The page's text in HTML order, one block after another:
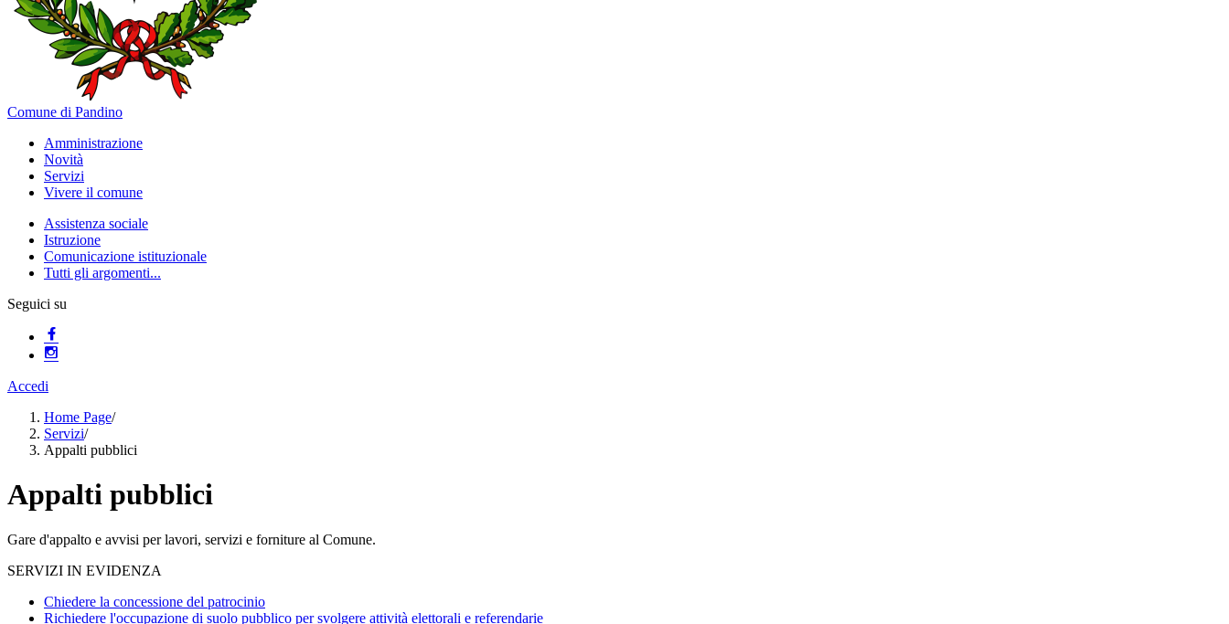
Comune di Pandino
Amministrazione
Novità
Servizi
Vivere il comune
Assistenza sociale
Istruzione
Comunicazione istituzionale
Tutti gli argomenti...
Seguici su
Accedi
Home Page/
Servizi/
Appalti pubblici
Appalti pubblici
Gare d'appalto e avvisi per lavori, servizi e forniture al Comune.
SERVIZI IN EVIDENZA
Chiedere la concessione del patrocinio
Richiedere l'occupazione di suolo pubblico per svolgere attività elettorali e referendarie